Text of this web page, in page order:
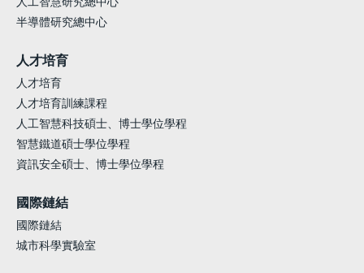
半導體研究總中心
人才培育
人才培育
人才培育訓練課程
人工智慧科技碩士、博士學位學程
智慧鐵道碩士學位學程
資訊安全碩士、博士學位學程
國際鏈結
國際鏈結
城市科學實驗室